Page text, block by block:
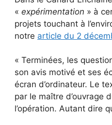
« expérimentation » à
projets touchant à
notre article du 2
« Terminées, les
son avis motivé et ses
écran d’ordinateur. Le
par le maître d’ouvrage
l’opération. Autant dire